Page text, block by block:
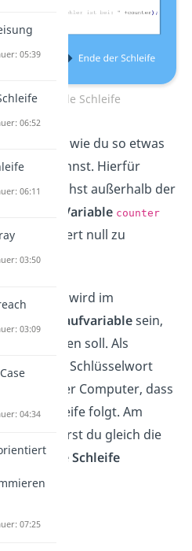
Beispiel while Schleife
wir uns an, wie du so etwas
kannst. Hierfür
du zunächst außerhalb der
Variable counter
ihr den Wert null zu
= 0;
counter
wird im
Laufvariablesein,
null starten soll. Als
kommt das Schlüsselwort
weiß der Computer, dass
while Schleife folgt. Am
du gleich die
while Schleife
= 0;
05:39
06:52
06:11
03:50
03:09
04:34
07:25